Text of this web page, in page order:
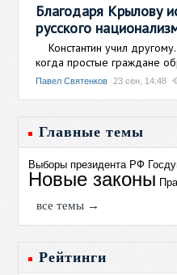
Благодаря Крылову
русского
Константин учил другому.
когда простые граждане
Павел Святенков 23 сен, 14:48
Главные темы
Выборы президента РФ
Новые законы
все темы →
Рейтинги